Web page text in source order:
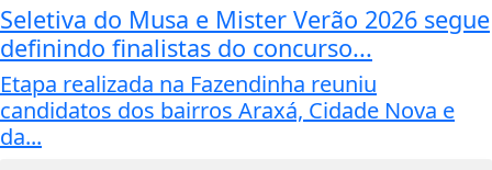
Seletiva do Musa e Mister Verão 2026 segue
definindo finalistas do concurso...
Etapa realizada na Fazendinha reuniu
candidatos dos bairros Araxá, Cidade Nova e
da...